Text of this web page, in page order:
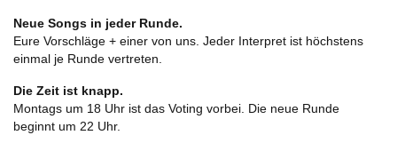
Neue Songs in jeder Runde.
Eure Vorschläge + einer von uns. Jeder Interpret ist höchstens
einmal je Runde vertreten.
Die Zeit ist knapp.
Montags um 18 Uhr ist das Voting vorbei. Die neue Runde
beginnt um 22 Uhr.